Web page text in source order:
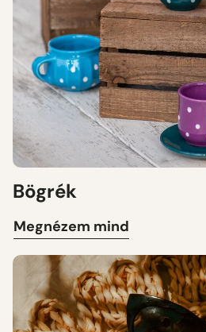
Bögrék
Megnézem mind